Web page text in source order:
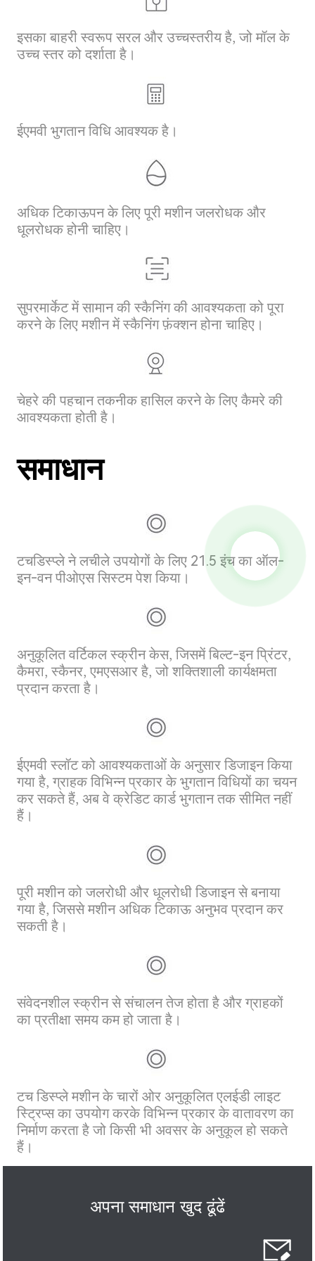
इसका बाहरी स्वरूप सरल और उच्चस्तरीय है, जो मॉल के
उच्च स्तर को दर्शाता है।
ईएमवी भुगतान विधि आवश्यक है।
अधिक टिकाऊपन के लिए पूरी मशीन जलरोधक और
धूलरोधक होनी चाहिए।
सुपरमार्केट में सामान की स्कैनिंग की आवश्यकता को पूरा
करने के लिए मशीन में स्कैनिंग फ़ंक्शन होना चाहिए।
चेहरे की पहचान तकनीक हासिल करने के लिए कैमरे की
आवश्यकता होती है।
समाधान
टचडिस्प्ले ने लचीले उपयोगों के लिए 21.5 इंच का ऑल-
इन-वन पीओएस सिस्टम पेश किया।
अनुकूलित वर्टिकल स्क्रीन केस, जिसमें बिल्ट-इन प्रिंटर,
कैमरा, स्कैनर, एमएसआर है, जो शक्तिशाली कार्यक्षमता
प्रदान करता है।
ईएमवी स्लॉट को आवश्यकताओं के अनुसार डिजाइन किया
गया है, ग्राहक विभिन्न प्रकार के भुगतान विधियों का चयन
कर सकते हैं, अब वे क्रेडिट कार्ड भुगतान तक सीमित नहीं
हैं।
पूरी मशीन को जलरोधी और धूलरोधी डिजाइन से बनाया
गया है, जिससे मशीन अधिक टिकाऊ अनुभव प्रदान कर
सकती है।
संवेदनशील स्क्रीन से संचालन तेज होता है और ग्राहकों
का प्रतीक्षा समय कम हो जाता है।
टच डिस्प्ले मशीन के चारों ओर अनुकूलित एलईडी लाइट
स्ट्रिप्स का उपयोग करके विभिन्न प्रकार के वातावरण का
निर्माण करता है जो किसी भी अवसर के अनुकूल हो सकते
हैं।
अपना समाधान खुद ढूंढें